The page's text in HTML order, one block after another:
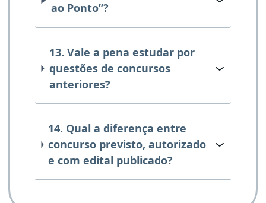
ao Ponto”?
13. Vale a pena estudar por
questões de concursos
anteriores?
14. Qual a diferença entre
concurso previsto, autorizado
e com edital publicado?